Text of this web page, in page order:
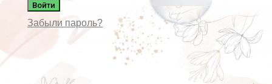
Войти
Забыли пароль?